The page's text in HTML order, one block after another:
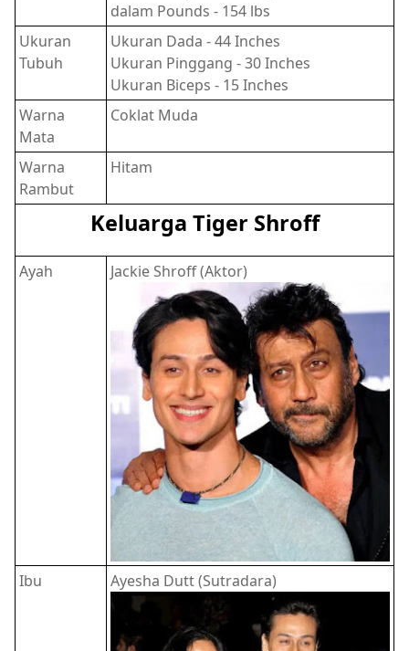
dalam Pounds - 154 lbs
Ukuran
Tubuh
Ukuran Dada - 44 Inches
Ukuran Pinggang - 30 Inches
Ukuran Biceps - 15 Inches
Warna
Mata
Coklat Muda
Warna
Rambut
Hitam
Keluarga Tiger Shroff
Ayah Jackie Shroff (Aktor)
Ibu Ayesha Dutt (Sutradara)